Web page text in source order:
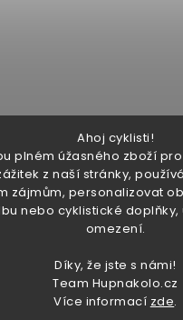
Ahoj cyklisti!
plném úžasného zboží
z naší stránky,
zájmům, personalizovat
nebo cyklistické
omezení.
Díky, že jste s námi!
Team Hupnakolo.cz
Více informací zde.